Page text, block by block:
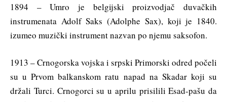
1894 – Umro je belgijski proizvodjač duvačkih
instrumenata Adolf Saks (Adolphe Sax), koji je 1840.
izumeo muzički instrument nazvan po njemu saksofon.
1913 – Crnogorska vojska i srpski Primorski odred počeli
su u Prvom balkanskom ratu napad na Skadar koji su
držali Turci. Crnogorci su u aprilu prisilili Esad-pašu da